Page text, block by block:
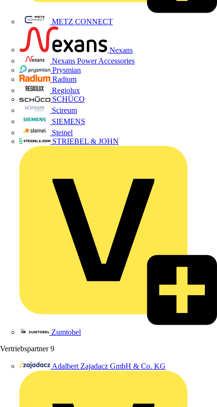
METZ CONNECT
Nexans
Nexans Power Accessories
Prysmian
Radium
Regiolux
SCHÜCO
Scireum
SIEMENS
Steinel
STRIEBEL & JOHN
Zumtobel
Vertriebspartner 9
Adalbert Zajadacz GmbH & Co. KG